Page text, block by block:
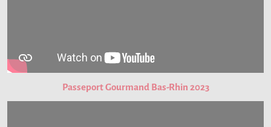
Passeport Gourmand Bas-Rhin 2023